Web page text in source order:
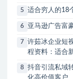
5 适合穷人的18
6 亚马逊广告富
7
许茹冰企业短
程资料：适合
8
抖音引流私域